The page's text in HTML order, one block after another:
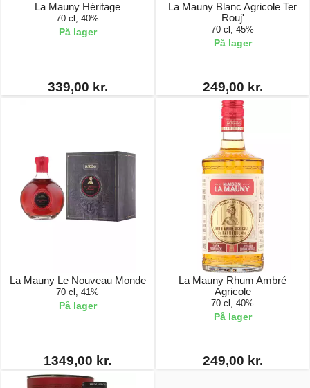
La Mauny Héritage
70 cl, 40%
På lager
339,00 kr.
La Mauny Blanc Agricole Ter
Rouj'
70 cl, 45%
På lager
249,00 kr.
La Mauny Le Nouveau Monde
70 cl, 41%
På lager
1349,00 kr.
La Mauny Rhum Ambré
Agricole
70 cl, 40%
På lager
249,00 kr.